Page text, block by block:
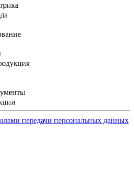
передачи персональных данных